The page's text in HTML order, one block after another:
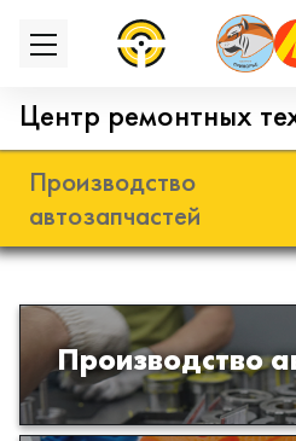
Центр ремонтных
Производство
автозапчастей
Производство
Разработка и
из